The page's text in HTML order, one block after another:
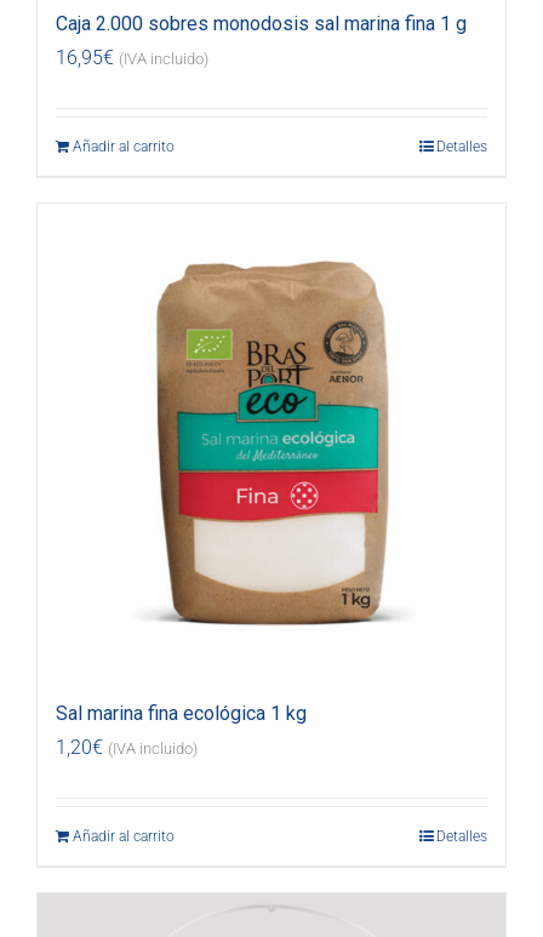
Caja 2.000 sobres monodosis sal marina fina 1 g
16,95€ (IVA incluido)
Añadir al carrito Detalles
Sal marina fina ecológica 1 kg
1,20€ (IVA incluido)
Añadir al carrito Detalles